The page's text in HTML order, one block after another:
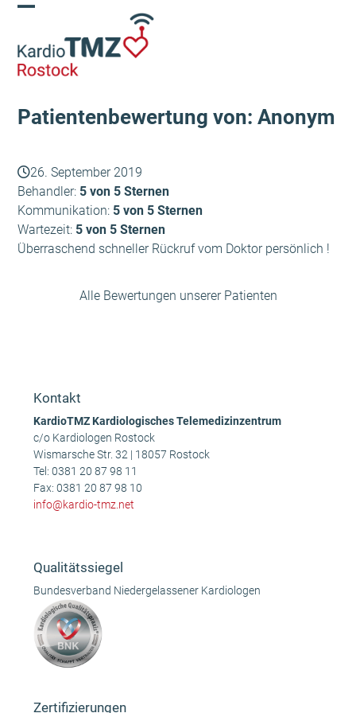
Skip
content
mobile
menu
mobile
menu
Patientenbewertung von: Anonym
26. September 2019
Behandler: 5 von 5 Sternen
Kommunikation: 5 von 5 Sternen
Wartezeit: 5 von 5 Sternen
Überraschend schneller Rückruf vom Doktor persönlich !
Alle Bewertungen unserer Patienten
Kontakt
KardioTMZ Kardiologisches Telemedizinzentrum
c/o Kardiologen Rostock
Wismarsche Str. 32 | 18057 Rostock
Tel:0381 20 87 98 11
Fax: 0381 20 87 98 10
info@kardio-tmz.net
Qualitätssiegel
Bundesverband Niedergelassener Kardiologen
Zertifizierungen